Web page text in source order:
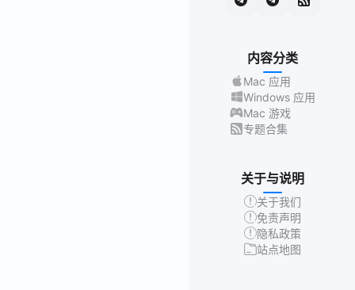
内容分类
Mac 应用
Windows 应用
Mac 游戏
专题合集
关于与说明
关于我们
免责声明
隐私政策
站点地图